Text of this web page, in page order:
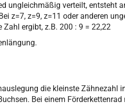
ungleichmäßig verteilt, entsteht
z=7, z=9, z=11 oder anderen
ergibt, z.B. 200 : 9 = 22,22
die kleinste Zähnezahl
Bei einem